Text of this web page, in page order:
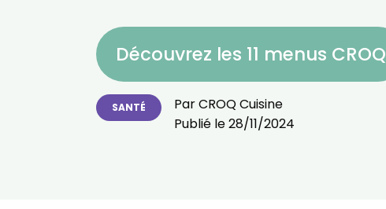
Découvrez les 11 menus CROQ
SANTÉ ParCROQ Cuisine
Publié le28/11/2024